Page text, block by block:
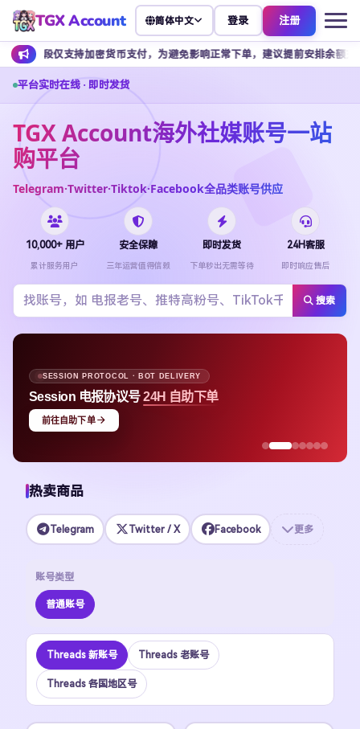
TGX Account 简体中文 登录 注册
货币支付，为避免影响正常下单，建议提前安排余额充值。 客
平台实时在线 · 即时发货
TGX Account海外社媒账号一站
购平台
Telegram·Twitter·Tiktok·Facebook全品类账号供应
10,000+ 用户
累计服务用户
安全保障
三年运营值得信赖
即时发货
下单秒出无需等待
24H客服
即时响应售后
搜索
SESSION PROTOCOL · BOT DELIVERY
Session 电报协议号24H 自助下单
前往自助下单
热卖商品
Telegram Twitter / X Facebook 更多
账号类型
普通账号
Threads 新账号 Threads 老账号
Threads 各国地区号